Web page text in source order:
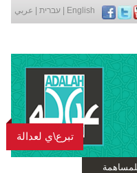
English עברית عربي
تبرع\ي لعدالة